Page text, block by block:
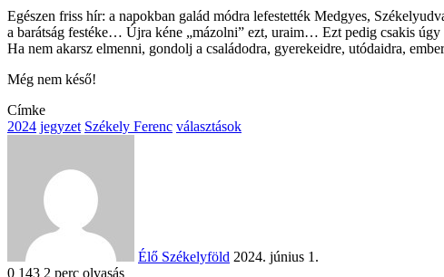
Egészen friss hír: a napokban galád módra lefestették Medgyes,
a barátság festéke… Újra kéne „mázolni” ezt, uraim… Ezt pedig csakis úgy
Ha nem akarsz elmenni, gondolj a családodra, gyerekeidre, utódaidra,
Még nem késő!
Címke
2024 jegyzet Székely Ferenc választások
Élő Székelyföld 2024. június 1.
0 143 2 perc olvasás